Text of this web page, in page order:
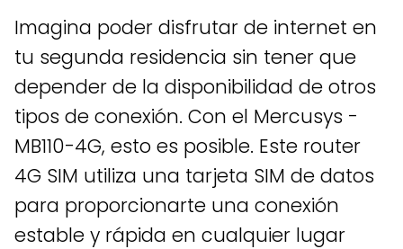
Imagina poder disfrutar de internet en
tu segunda residencia sin tener que
depender de la disponibilidad de otros
tipos de conexión. Con el Mercusys -
MB110-4G, esto es posible. Este router
4G SIM utiliza una tarjeta SIM de datos
para proporcionarte una conexión
estable y rápida en cualquier lugar